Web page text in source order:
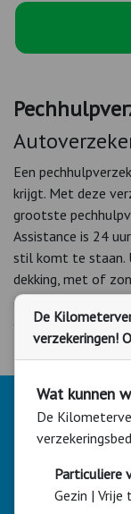
Een
krijgt. Met deze
grootste
Assistance is 24
stil komt te staan.
dekking, met of
aanvullende
afsluiten van uw
De
verzekeringen!
Wat kunnen
De
Particuliere
Gezin | Vrije